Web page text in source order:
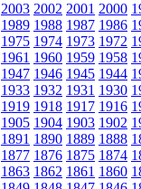
2003 2002 2001 2000
1989 1988 1987 1986
1975 1974 1973 1972
1961 1960 1959 1958
1947 1946 1945 1944
1933 1932 1931 1930
1919 1918 1917 1916
1905 1904 1903 1902
1891 1890 1889 1888
1877 1876 1875 1874
1863 1862 1861 1860